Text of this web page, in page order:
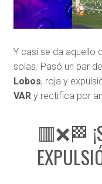
Y casi se da aquello
solas. Pasó un par
Lobos, roja y
VARy rectifica por
🟥❌🏁